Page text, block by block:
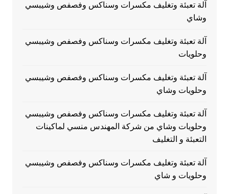
آلة تعبئة وتغليف مكسرات وسناكس وفصفص وشيبسي
وشاي
آلة تعبئة وتغليف مكسرات وسناكس وفصفص وشيبسي
وحلويات
آلة تعبئة وتغليف مكسرات وسناكس وفصفص وشيبسي
وحلويات وشاي
آلة تعبئة وتغليف مكسرات وسناكس وفصفص وشيبسي
وحلويات وشاي من شركة المهندس منسي لماكينات
التعبئة و التغليف
آلة تعبئة وتغليف مكسرات وسناكس وفصفص وشيبسي
وحلويات و شاي